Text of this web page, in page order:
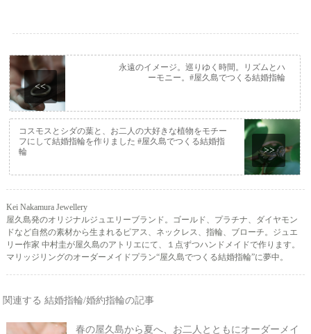
<<
永遠のイメージ。巡りゆく時間。リズムとハ
ーモニー。#屋久島でつくる結婚指輪
>>
コスモスとシダの葉と、お二人の大好きな植物をモチー
フにして結婚指輪を作りました #屋久島でつくる結婚指
輪
Kei Nakamura Jewellery
屋久島発のオリジナルジュエリーブランド。ゴールド、プラチナ、ダイヤモン
ドなど自然の素材から生まれるピアス、ネックレス、指輪、ブローチ。ジュエ
リー作家 中村圭が屋久島のアトリエにて、１点ずつハンドメイドで作ります。
マリッジリングのオーダーメイドプラン“屋久島でつくる結婚指輪”に夢中。
関連する 結婚指輪/婚約指輪の記事
春の屋久島から夏へ、お二人とともにオーダーメイ